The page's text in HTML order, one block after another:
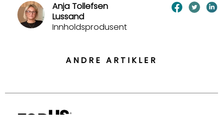
Anja Tollefsen
Lussand
Innholdsprodusent
ANDRE ARTIKLER